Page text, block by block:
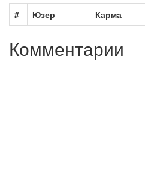
# Юзер Карма
Комментарии